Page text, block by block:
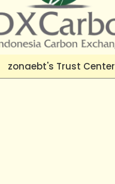
zonaebt's Trust Center